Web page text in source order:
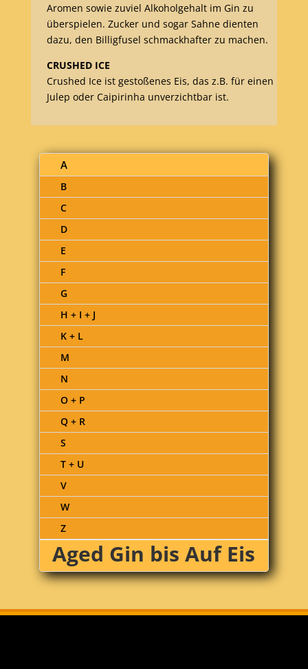
Aromen sowie zuviel Alkoholgehalt im Gin zu
überspielen. Zucker und sogar Sahne dienten
dazu, den Billigfusel schmackhafter zu machen.
CRUSHED ICE
Crushed Ice ist gestoßenes Eis, das z.B. für einen
Julep oder Caipirinha unverzichtbar ist.
A
B
C
D
E
F
G
H + I + J
K + L
M
N
O + P
Q + R
S
T + U
V
W
Z
Aged Gin bis Auf Eis